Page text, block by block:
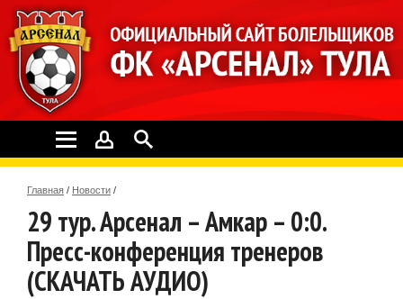
Главная / Новости /
29 тур. Арсенал – Амкар – 0:0.
Пресс-конференция тренеров
(СКАЧАТЬ АУДИО)